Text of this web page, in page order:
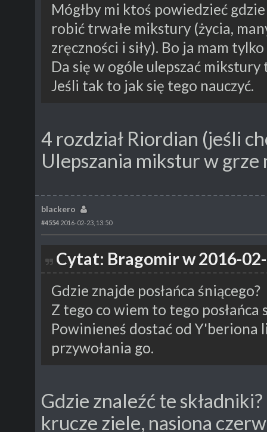
Mógłby mi ktoś powiedzieć
robić trwałe mikstury (życia,
zręczności i siły). Bo ja mam
Da się w ogóle ulepszać
Jeśli tak to jak się tego nauczyć.
4 rozdział Riordian (jeśli
Ulepszania mikstur w grze
blackero
#4554 2016-02-23, 13:50
Cytat: Bragomir w 2016-
Gdzie znajde posłańca śniącego?
Z tego co wiem to tego posłańca
Powinieneś dostać od Y'beriona
przywołania go.
Gdzie znaleźć te
krucze ziele, nasiona